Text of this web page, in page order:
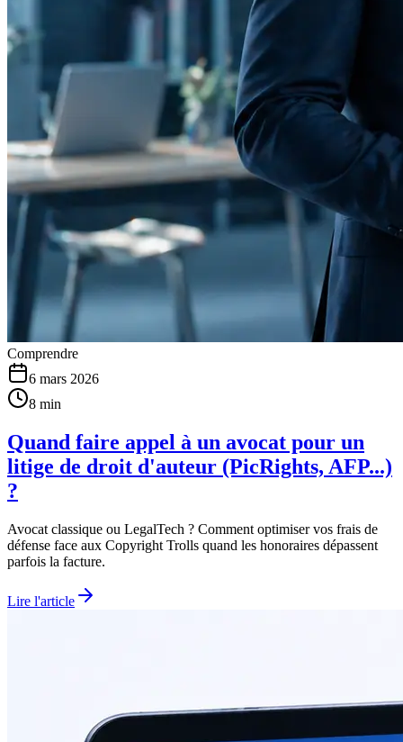
Comprendre
6 mars 2026
8 min
Quand faire appel à un avocat pour un
litige de droit d'auteur (PicRights, AFP...)
?
Avocat classique ou LegalTech ? Comment optimiser vos frais de
défense face aux Copyright Trolls quand les honoraires dépassent
parfois la facture.
Lire l'article